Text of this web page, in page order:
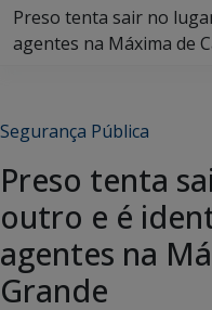
Preso tenta sair no
agentes na Máxima de
Segurança Pública
Preso tenta
outro e é
agentes na
Grande